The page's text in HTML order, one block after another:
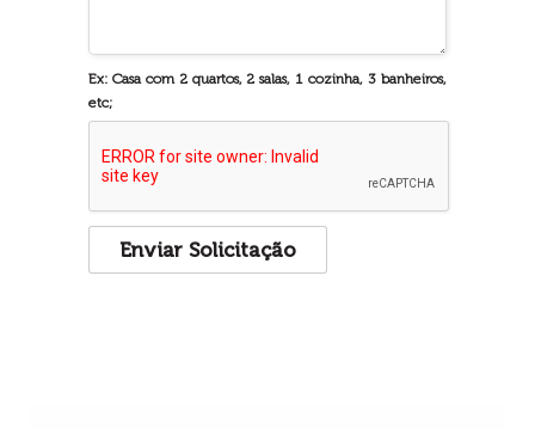
Ex: Casa com 2 quartos, 2 salas, 1 cozinha, 3 banheiros,
etc;